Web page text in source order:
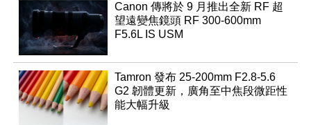
Canon 傳將於 9 月推出全新 RF 超
望遠變焦鏡頭 RF 300-600mm
F5.6L IS USM
Tamron 發布 25-200mm F2.8-5.6
G2 韌體更新，廣角至中焦段微距性
能大幅升級